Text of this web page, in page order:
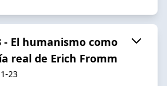
- El humanismo como
real de Erich Fromm
23